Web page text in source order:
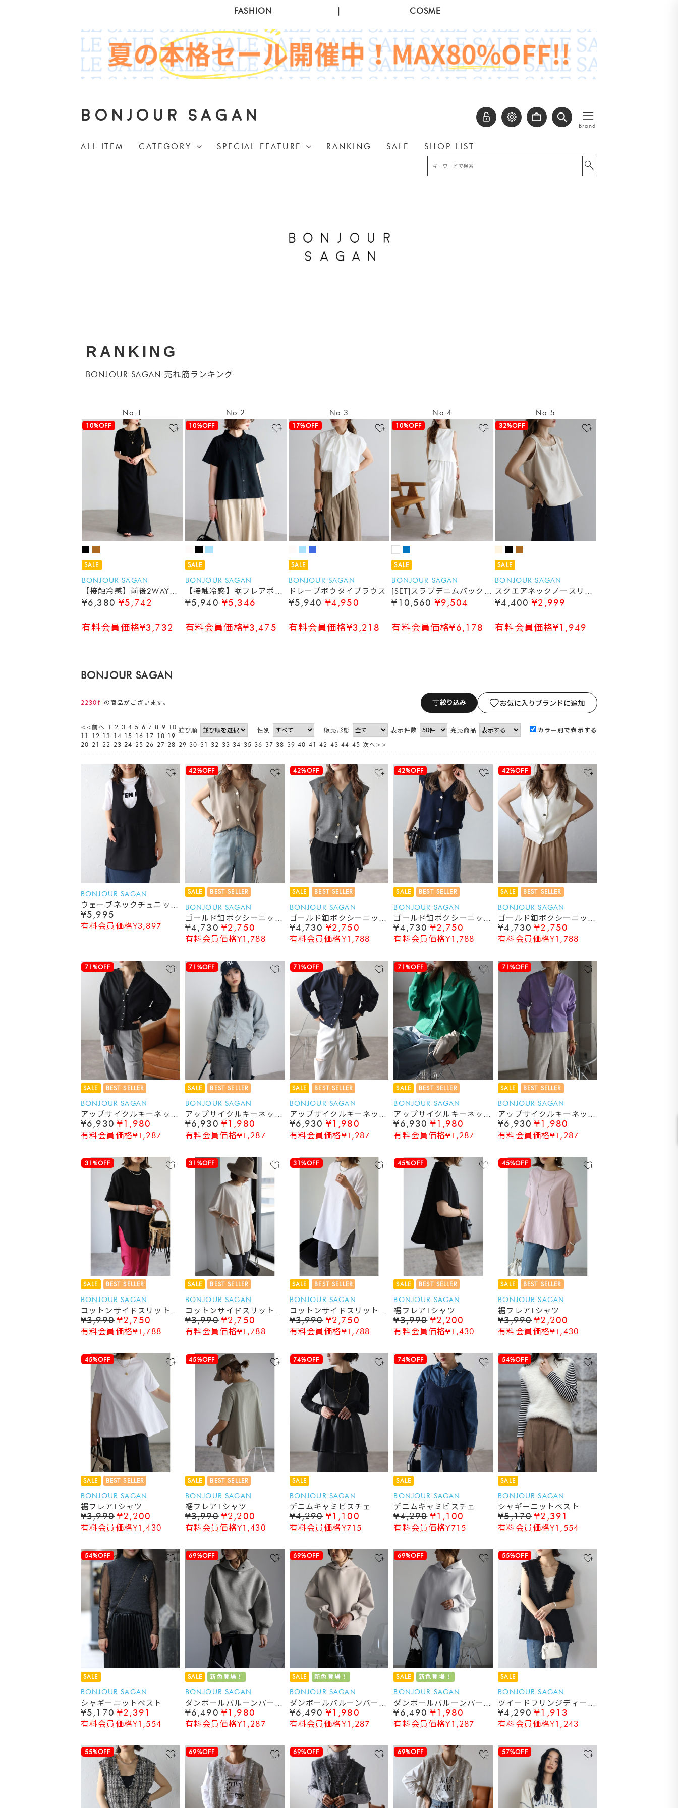
FASHION COSME
BONJOUR SAGAN ≡
Brand
ALL ITEM CATEGORY SPECIAL FEATURE RANKING SALE SHOP LIST
RANKING
BONJOUR SAGAN 売れ筋ランキング
No.1
10%OFF
SALE
BONJOUR SAGAN
【接触冷感】前後2WAYリ
ブカットワンピース
¥6,380 ¥5,742
有料会員価格¥3,732
No.2
10%OFF
SALE
BONJOUR SAGAN
【接触冷感】裾フレアポロ
シャツ
¥5,940 ¥5,346
有料会員価格¥3,475
No.3
17%OFF
SALE
BONJOUR SAGAN
ドレープボウタイブラウス
¥5,940 ¥4,950
有料会員価格¥3,218
No.4
10%OFF
SALE
BONJOUR SAGAN
[SET]スラブデニムバックオ
ープンタンクトップ×スラ
¥10,560 ¥9,504
有料会員価格¥6,178
No.5
32%OFF
SALE
BONJOUR SAGAN
スクエアネックノースリブ
ラウス
¥4,400 ¥2,999
有料会員価格¥1,949
BONJOUR SAGAN
2230件の商品がございます。 絞り込み お気に入りブランドに追加
並び順 性別 販売形態 表示件数 完売商品 カラー別で表示する
<<前へ 1 2 3 4 5 6 7 8 9 10
11
12 13 14 15 16 17 18 19
20 21 22 23 24 25 26 27 28 29 30 31 32 33 34 35 36 37 38 39 40 41 42 43 44 45 次へ>>
BONJOUR SAGAN
ウェーブネックチュニック
ベスト
¥5,995
有料会員価格¥3,897
42%OFF
SALE BEST SELLER
BONJOUR SAGAN
ゴールド釦ボクシーニット
ベスト
¥4,730 ¥2,750
有料会員価格¥1,788
42%OFF
SALE BEST SELLER
BONJOUR SAGAN
ゴールド釦ボクシーニット
ベスト
¥4,730 ¥2,750
有料会員価格¥1,788
42%OFF
SALE BEST SELLER
BONJOUR SAGAN
ゴールド釦ボクシーニット
ベスト
¥4,730 ¥2,750
有料会員価格¥1,788
42%OFF
SALE BEST SELLER
BONJOUR SAGAN
ゴールド釦ボクシーニット
ベスト
¥4,730 ¥2,750
有料会員価格¥1,788
71%OFF
SALE BEST SELLER
BONJOUR SAGAN
アップサイクルキーネック
スナップカーディガン
¥6,930 ¥1,980
有料会員価格¥1,287
71%OFF
SALE BEST SELLER
BONJOUR SAGAN
アップサイクルキーネック
スナップカーディガン
¥6,930 ¥1,980
有料会員価格¥1,287
71%OFF
SALE BEST SELLER
BONJOUR SAGAN
アップサイクルキーネック
スナップカーディガン
¥6,930 ¥1,980
有料会員価格¥1,287
71%OFF
SALE BEST SELLER
BONJOUR SAGAN
アップサイクルキーネック
スナップカーディガン
¥6,930 ¥1,980
有料会員価格¥1,287
71%OFF
SALE BEST SELLER
BONJOUR SAGAN
アップサイクルキーネック
スナップカーディガン
¥6,930 ¥1,980
有料会員価格¥1,287
31%OFF
SALE BEST SELLER
BONJOUR SAGAN
コットンサイドスリットT
シャツ
¥3,990 ¥2,750
有料会員価格¥1,788
31%OFF
SALE BEST SELLER
BONJOUR SAGAN
コットンサイドスリットT
シャツ
¥3,990 ¥2,750
有料会員価格¥1,788
31%OFF
SALE BEST SELLER
BONJOUR SAGAN
コットンサイドスリットT
シャツ
¥3,990 ¥2,750
有料会員価格¥1,788
45%OFF
SALE BEST SELLER
BONJOUR SAGAN
裾フレアTシャツ
¥3,990 ¥2,200
有料会員価格¥1,430
45%OFF
SALE BEST SELLER
BONJOUR SAGAN
裾フレアTシャツ
¥3,990 ¥2,200
有料会員価格¥1,430
45%OFF
SALE BEST SELLER
BONJOUR SAGAN
裾フレアTシャツ
¥3,990 ¥2,200
有料会員価格¥1,430
45%OFF
SALE BEST SELLER
BONJOUR SAGAN
裾フレアTシャツ
¥3,990 ¥2,200
有料会員価格¥1,430
74%OFF
SALE
BONJOUR SAGAN
デニムキャミビスチェ
¥4,290 ¥1,100
有料会員価格¥715
74%OFF
SALE
BONJOUR SAGAN
デニムキャミビスチェ
¥4,290 ¥1,100
有料会員価格¥715
54%OFF
SALE
BONJOUR SAGAN
シャギーニットベスト
¥5,170 ¥2,391
有料会員価格¥1,554
54%OFF
SALE
BONJOUR SAGAN
シャギーニットベスト
¥5,170 ¥2,391
有料会員価格¥1,554
69%OFF
SALE 新色登場！
BONJOUR SAGAN
ダンボールバルーンパーカ
ー
¥6,490 ¥1,980
有料会員価格¥1,287
69%OFF
SALE 新色登場！
BONJOUR SAGAN
ダンボールバルーンパーカ
ー
¥6,490 ¥1,980
有料会員価格¥1,287
69%OFF
SALE 新色登場！
BONJOUR SAGAN
ダンボールバルーンパーカ
ー
¥6,490 ¥1,980
有料会員価格¥1,287
55%OFF
SALE
BONJOUR SAGAN
ツイードフリンジディープ
Vベスト
¥4,290 ¥1,913
有料会員価格¥1,243
55%OFF 69%OFF 69%OFF 69%OFF 57%OFF